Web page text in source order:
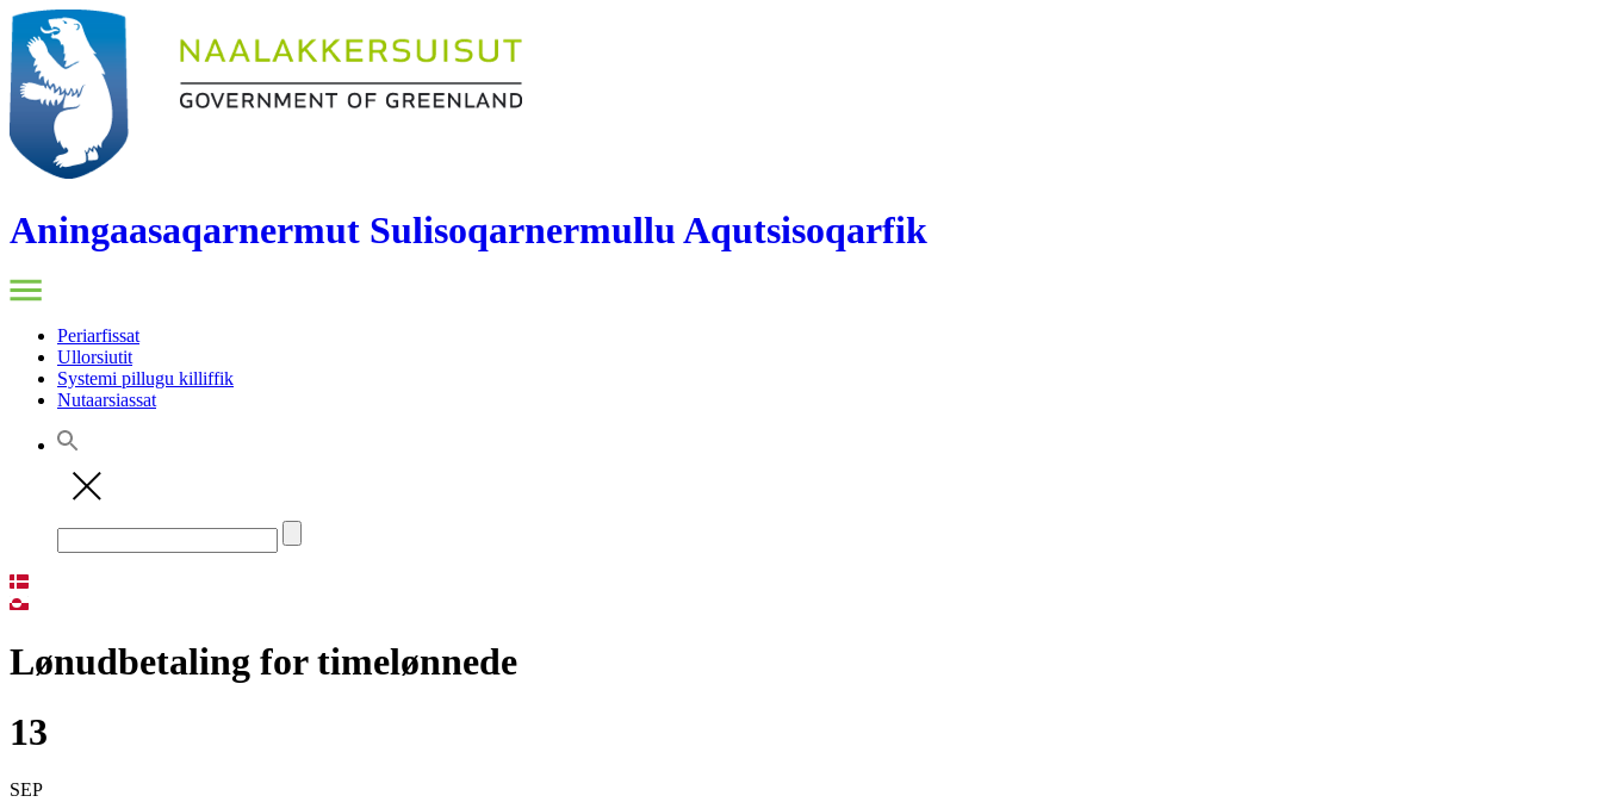
Aningaasaqarnermut Sulisoqarnermullu Aqutsisoqarfik
Periarfissat
Ullorsiutit
Systemi pillugu killiffik
Nutaarsiassat
Lønudbetaling for timelønnede
13
SEP